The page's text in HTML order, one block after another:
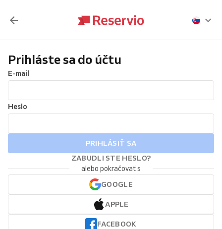
Prihláste sa do účtu
E-mail
Heslo
PRIHLÁSIŤ SA
ZABUDLI STE HESLO?
alebo pokračovať s
GOOGLE
APPLE
FACEBOOK